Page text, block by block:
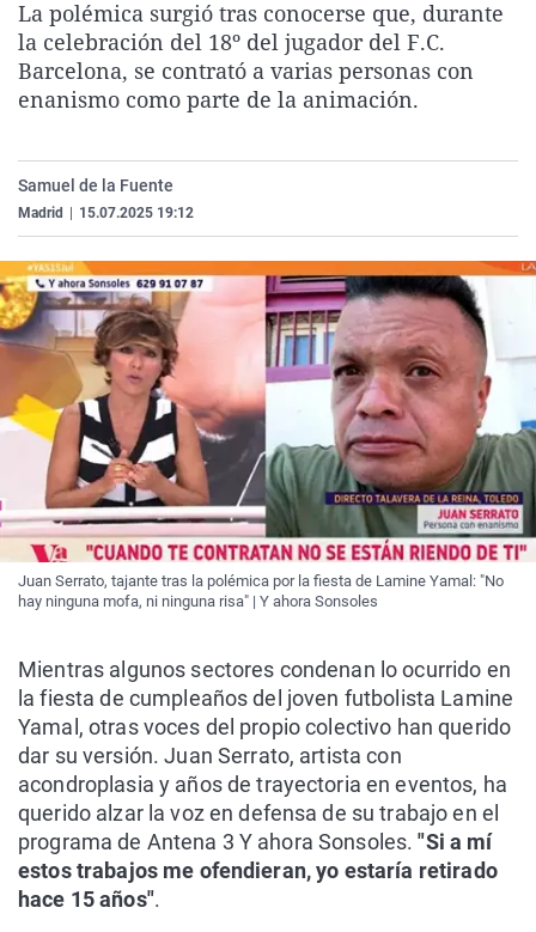
La rosa de los vientos
Gente viajera
Como el perro y el
Caso
Retornados
Equipo de
Extremadura
Galicia
La Rioja
Virales
Televisión
Elecciones
La polémica surgió tras conocerse que, durante
la celebración del 18º del jugador del F.C.
Barcelona, se contrató a varias personas con
enanismo como parte de la animación.
Samuel de la Fuente
Madrid 15.07.2025 19:12
Juan Serrato, tajante tras la polémica por la fiesta de Lamine Yamal: "No
hay ninguna mofa, ni ninguna risa" | Y ahora Sonsoles
Mientras algunos sectores condenan lo ocurrido en
la fiesta de cumpleaños del joven futbolista Lamine
Yamal, otras voces del propio colectivo han querido
dar su versión. Juan Serrato, artista con
acondroplasia y años de trayectoria en eventos, ha
querido alzar la voz en defensa de su trabajo en el
programa de Antena 3 Y ahora Sonsoles. "Si a mí
estos trabajos me ofendieran, yo estaría retirado
hace 15 años".